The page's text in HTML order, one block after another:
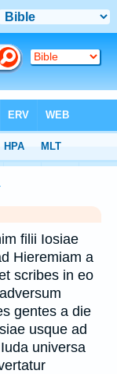
filii Iosiae
Hieremiam a
scribes in eo
gentes a die
usque ad
universa